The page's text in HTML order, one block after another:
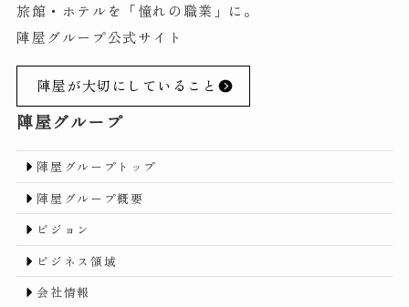
旅館・ホテルを「憧れの職業」に。
陣屋グループ公式サイト
陣屋が大切にしていること
陣屋グループ
陣屋グループトップ
陣屋グループ概要
ビジョン
ビジネス領域
会社情報